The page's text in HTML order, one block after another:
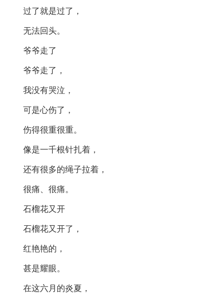
过了就是过了，
无法回头。
爷爷走了
爷爷走了，
我没有哭泣，
可是心伤了，
伤得很重很重。
像是一千根针扎着，
还有很多的绳子拉着，
很痛、很痛。
石榴花又开
石榴花又开了，
红艳艳的，
甚是耀眼。
在这六月的炎夏，